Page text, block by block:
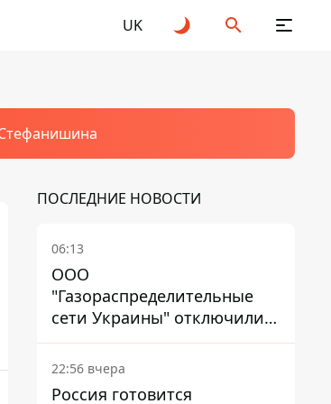
UK
ПОСЛЕДНИЕ НОВОСТИ
06:13
ООО
"Газораспределительные
сети Украины" отключили
львовянке газ - что решил
суд
22:56 вчера
Россия готовится